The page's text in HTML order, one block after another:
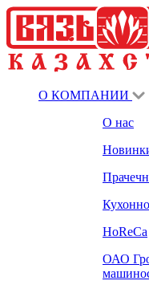
О КОМПАНИИ
О нас
HoReCa
ОАО